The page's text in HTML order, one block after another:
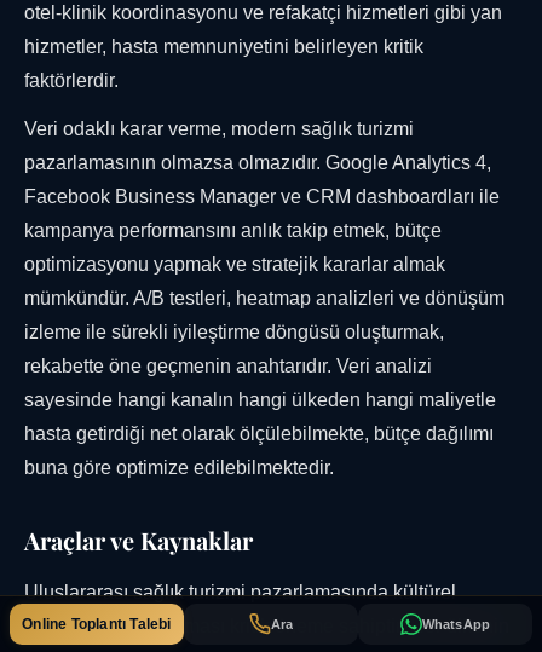
otel-klinik koordinasyonu ve refakatçi hizmetleri gibi yan
hizmetler, hasta memnuniyetini belirleyen kritik
faktörlerdir.
Veri odaklı karar verme, modern sağlık turizmi
pazarlamasının olmazsa olmazıdır. Google Analytics 4,
Facebook Business Manager ve CRM dashboardları ile
kampanya performansını anlık takip etmek, bütçe
optimizasyonu yapmak ve stratejik kararlar almak
mümkündür. A/B testleri, heatmap analizleri ve dönüşüm
izleme ile sürekli iyileştirme döngüsü oluşturmak,
rekabette öne geçmenin anahtarıdır. Veri analizi
sayesinde hangi kanalın hangi ülkeden hangi maliyetle
hasta getirdiği net olarak ölçülebilmekte, bütçe dağılımı
buna göre optimize edilebilmektedir.
Araçlar ve Kaynaklar
Uluslararası sağlık turizmi pazarlamasında kültürel
farklılıkların anlaşılması kritik öneme sahiptir. Her ülkenin
Ara WhatsApp
Online Toplantı Talebi